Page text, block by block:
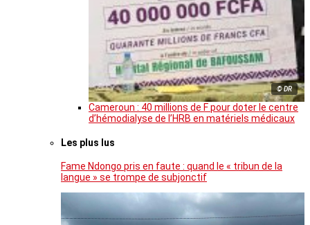
© DR
Cameroun : 40 millions de F pour doter le centre
d’hémodialyse de l’HRB en matériels médicaux
Les plus lus
Fame Ndongo pris en faute : quand le « tribun de la
langue » se trompe de subjonctif